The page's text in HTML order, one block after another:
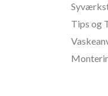
Tips og